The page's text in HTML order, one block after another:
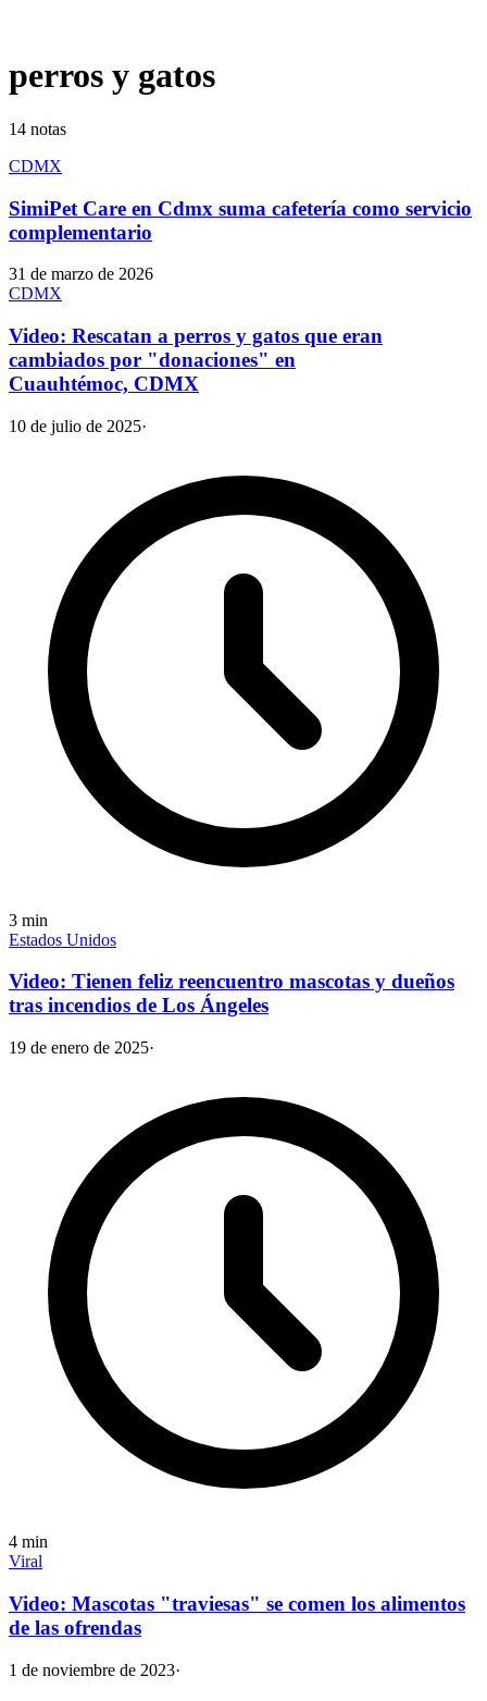
perros y gatos
14 notas
CDMX
SimiPet Care en Cdmx suma cafetería como servicio
complementario
31 de marzo de 2026
CDMX
Video: Rescatan a perros y gatos que eran
cambiados por "donaciones" en
Cuauhtémoc, CDMX
10 de julio de 2025·
3 min
Estados Unidos
Video: Tienen feliz reencuentro mascotas y dueños
tras incendios de Los Ángeles
19 de enero de 2025·
4 min
Viral
Video: Mascotas "traviesas" se comen los alimentos
de las ofrendas
1 de noviembre de 2023·